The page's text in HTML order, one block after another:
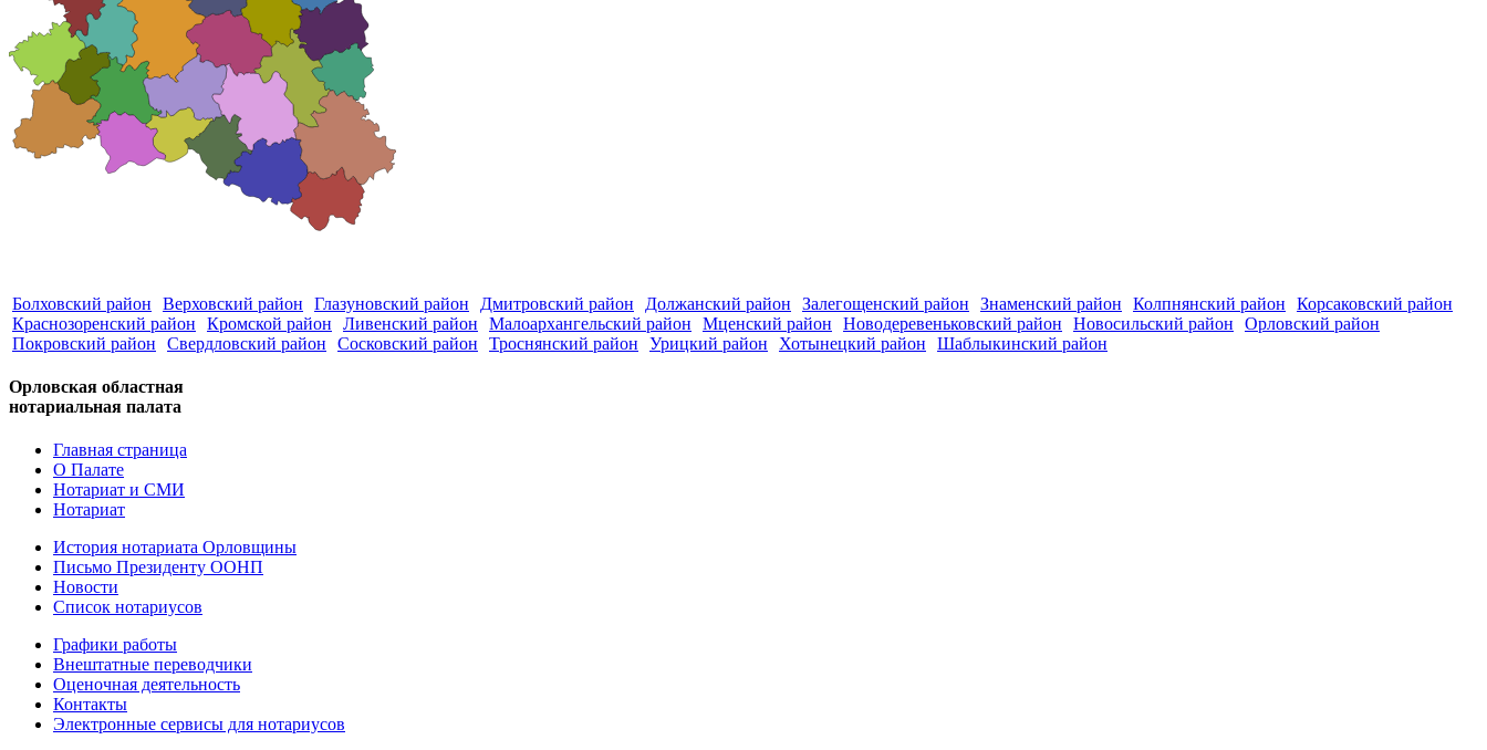
Болховский район Верховский район Глазуновский район Дмитровский район Должанский район Залегощенский район Знаменский район Колпнянский район
Корсаковский район
Краснозоренский район
Кромской район Ливенский район Малоархангельский район Мценский район Новодеревеньковский район Новосильский район
Орловский район
Покровский район
Свердловский район Сосковский район Троснянский район Урицкий район Хотынецкий район Шаблыкинский район
Орловская областная
нотариальная палата
Главная страница
О Палате
Нотариат и СМИ
Нотариат
История нотариата Орловщины
Письмо Президенту ООНП
Новости
Список нотариусов
Графики работы
Внештатные переводчики
Оценочная деятельность
Контакты
Электронные сервисы для нотариусов